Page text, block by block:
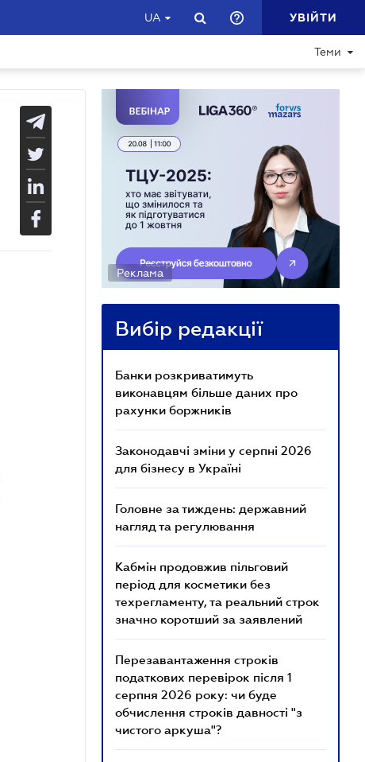
UA УВІЙТИ
Теми
Реклама
Вибір редакції
Банки розкриватимуть
виконавцям більше даних про
рахунки боржників
Законодавчі зміни у серпні 2026
для бізнесу в Україні
Головне за тиждень: державний
нагляд та регулювання
Кабмін продовжив пільговий
період для косметики без
техрегламенту, та реальний строк
значно коротший за заявлений
Перезавантаження строків
податкових перевірок після 1
серпня 2026 року: чи буде
обчислення строків давності "з
чистого аркуша"?